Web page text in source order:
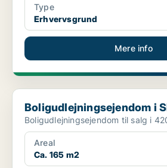
Type
Erhvervsgrund
Mere info
Boligudlejningsejendom i Slagelse
Boligudlejningsejendom i
Boligudlejningsejendom til salg i
Areal
Ca. 165 m2